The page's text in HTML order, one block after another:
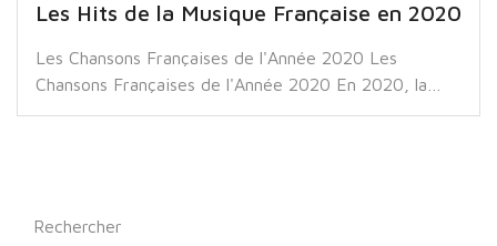
Les Hits de la Musique Française en 2020
Les Chansons Françaises de l'Année 2020 Les
Chansons Françaises de l'Année 2020 En 2020, la…
Rechercher